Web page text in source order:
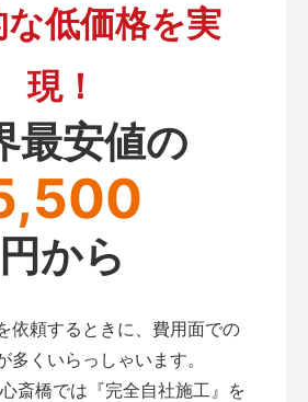
な低価格を実
現！
最安値の
円から
依頼するときに、費用面での
多くいらっしゃいます。
斎橋では『完全自社施工』を